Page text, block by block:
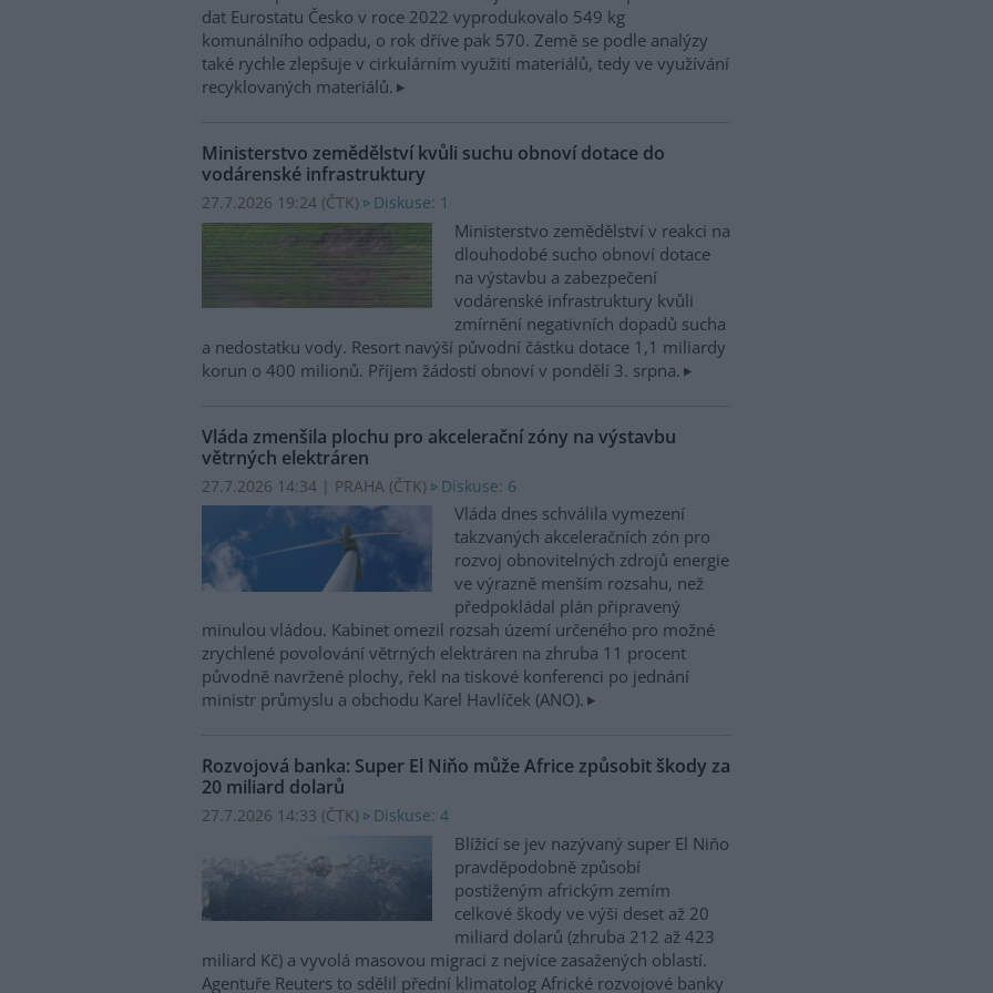
dat Eurostatu Česko v roce 2022 vyprodukovalo 549 kg
komunálního odpadu, o rok dříve pak 570. Země se podle analýzy
také rychle zlepšuje v cirkulárním využití materiálů, tedy ve využívání
recyklovaných materiálů.
Ministerstvo zemědělství kvůli suchu obnoví dotace do
vodárenské infrastruktury
27.7.2026 19:24 (ČTK) Diskuse: 1
Ministerstvo zemědělství v reakci na
dlouhodobé sucho obnoví dotace
na výstavbu a zabezpečení
vodárenské infrastruktury kvůli
zmírnění negativních dopadů sucha
a nedostatku vody. Resort navýší původní částku dotace 1,1 miliardy
korun o 400 milionů. Příjem žádostí obnoví v pondělí 3. srpna.
Vláda zmenšila plochu pro akcelerační zóny na výstavbu
větrných elektráren
27.7.2026 14:34 | PRAHA (ČTK) Diskuse: 6
Vláda dnes schválila vymezení
takzvaných akceleračních zón pro
rozvoj obnovitelných zdrojů energie
ve výrazně menším rozsahu, než
předpokládal plán připravený
minulou vládou. Kabinet omezil rozsah území určeného pro možné
zrychlené povolování větrných elektráren na zhruba 11 procent
původně navržené plochy, řekl na tiskové konferenci po jednání
ministr průmyslu a obchodu Karel Havlíček (ANO).
Rozvojová banka: Super El Niňo může Africe způsobit škody za
20 miliard dolarů
27.7.2026 14:33 (ČTK) Diskuse: 4
Blížící se jev nazývaný super El Niňo
pravděpodobně způsobí
postiženým africkým zemím
celkové škody ve výši deset až 20
miliard dolarů (zhruba 212 až 423
miliard Kč) a vyvolá masovou migraci z nejvíce zasažených oblastí.
Agentuře Reuters to sdělil přední klimatolog Africké rozvojové banky